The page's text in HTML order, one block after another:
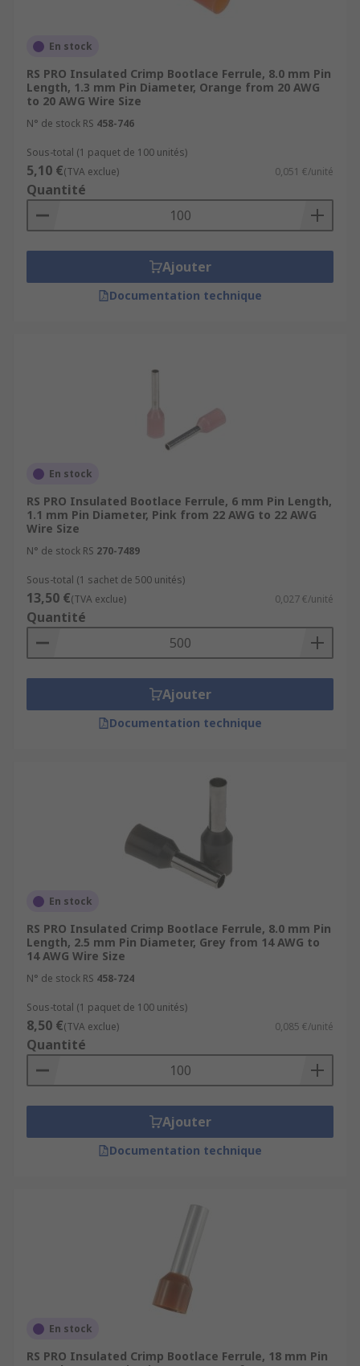
En stock
RS PRO Insulated Crimp Bootlace Ferrule, 8.0 mm Pin
Length, 1.3 mm Pin Diameter, Orange from 20 AWG
to 20 AWG Wire Size
N° de stock RS 458-746
Sous-total (1 paquet de 100 unités)
5,10 €(TVA exclue) 0,051 €/unité
Quantité
Ajouter
Documentation technique
En stock
RS PRO Insulated Bootlace Ferrule, 6 mm Pin Length,
1.1 mm Pin Diameter, Pink from 22 AWG to 22 AWG
Wire Size
N° de stock RS 270-7489
Sous-total (1 sachet de 500 unités)
13,50 €(TVA exclue) 0,027 €/unité
Quantité
Ajouter
Documentation technique
En stock
RS PRO Insulated Crimp Bootlace Ferrule, 8.0 mm Pin
Length, 2.5 mm Pin Diameter, Grey from 14 AWG to
14 AWG Wire Size
N° de stock RS 458-724
Sous-total (1 paquet de 100 unités)
8,50 €(TVA exclue) 0,085 €/unité
Quantité
Ajouter
Documentation technique
En stock
RS PRO Insulated Crimp Bootlace Ferrule, 18 mm Pin